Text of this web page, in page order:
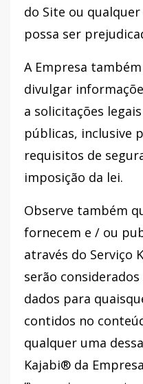
do Site ou
possa ser
A Empresa
divulgar
a solicitações
públicas, inclusive
requisitos de
imposição da lei.
Observe também
fornecem e / ou
através do Serviço
serão
dados para
contidos no
qualquer uma
Kajabi® da